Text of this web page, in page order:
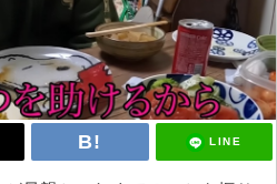
LINE